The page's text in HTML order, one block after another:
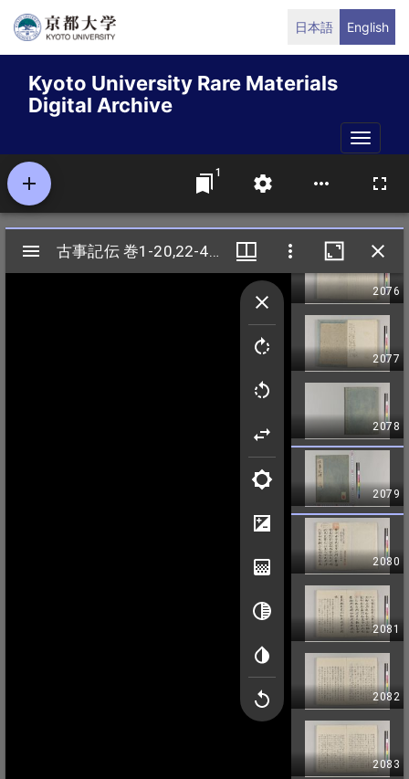
Skip
content
日本語 English
Kyoto University Rare Materials
Digital Archive
Toggle